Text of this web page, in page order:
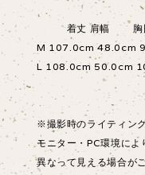
着丈 肩幅 胸
M 107.0cm 48.0cm
L 108.0cm 50.0cm
※撮影時のライティン
モニター・PC環境に
異なって見える場合が